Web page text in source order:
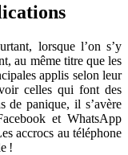
lorsque l’on s’y
au même titre que les
applis selon leur
celles qui font des
de panique, il s’avère
et WhatsApp
accrocs au téléphone
!